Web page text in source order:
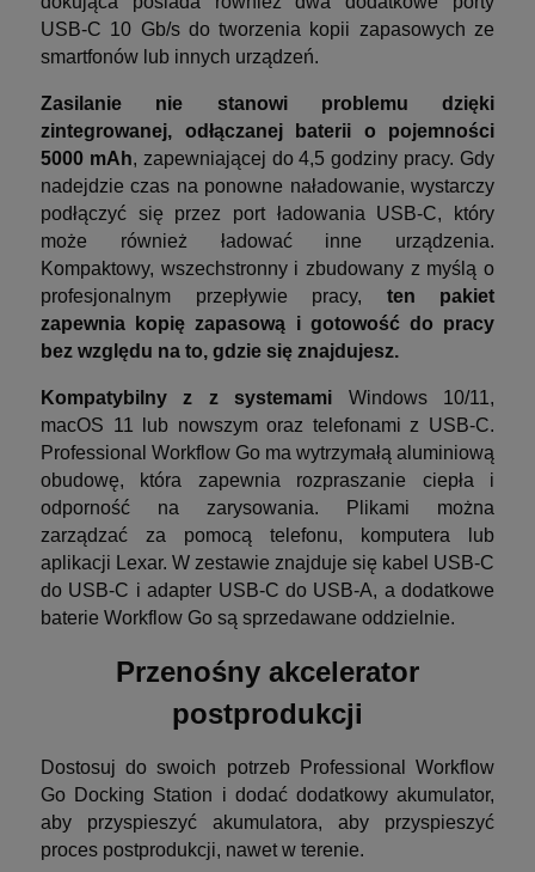
USB-C 10 Gb/s do tworzenia kopii zapasowych ze
smartfonów lub innych urządzeń.
Zasilanie nie stanowi problemu dzięki
zintegrowanej, odłączanej baterii o pojemności
5000 mAh, zapewniającej do 4,5 godziny pracy. Gdy
nadejdzie czas na ponowne naładowanie, wystarczy
podłączyć się przez port ładowania USB-C, który
może również ładować inne urządzenia.
Kompaktowy, wszechstronny i zbudowany z myślą o
profesjonalnym przepływie pracy, ten pakiet
zapewnia kopię zapasową i gotowość do pracy
bez względu na to, gdzie się znajdujesz.
Kompatybilny z z systemami Windows 10/11,
macOS 11 lub nowszym oraz telefonami z USB-C.
Professional Workflow Go ma wytrzymałą aluminiową
obudowę, która zapewnia rozpraszanie ciepła i
odporność na zarysowania. Plikami można
zarządzać za pomocą telefonu, komputera lub
aplikacji Lexar. W zestawie znajduje się kabel USB-C
do USB-C i adapter USB-C do USB-A, a dodatkowe
baterie Workflow Go są sprzedawane oddzielnie.
Przenośny akcelerator
postprodukcji
Dostosuj do swoich potrzeb Professional Workflow
Go Docking Station i dodać dodatkowy akumulator,
aby przyspieszyć akumulatora, aby przyspieszyć
proces postprodukcji, nawet w terenie.